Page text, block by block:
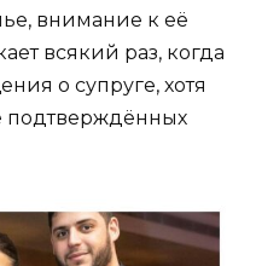
внимание к её
всякий раз, когда
о супруге, хотя
подтверждённых